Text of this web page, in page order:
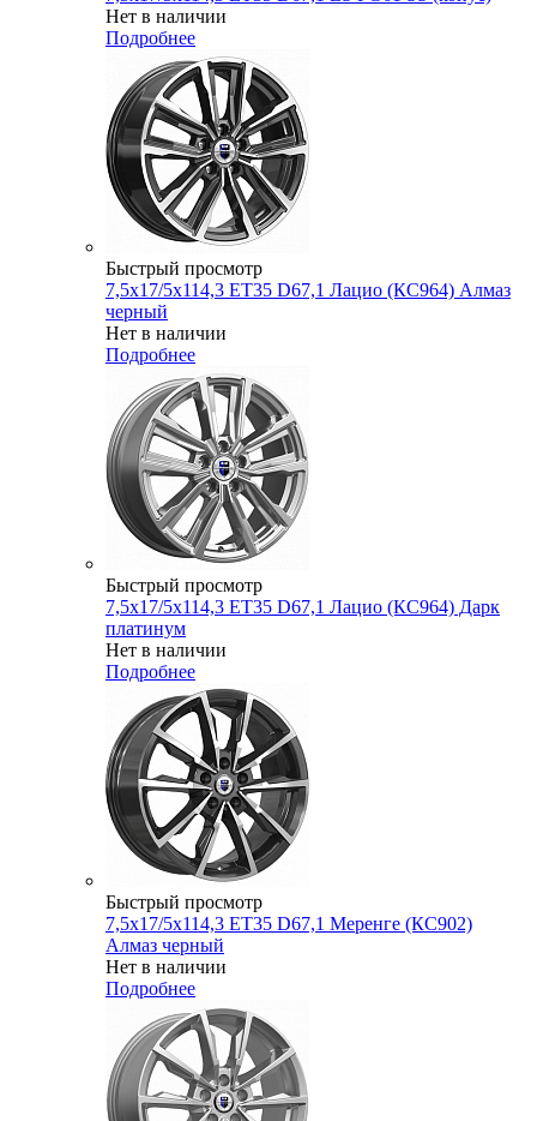
Нет в наличии
Подробнее
Быстрый просмотр
7,5x17/5x114,3 ET35 D67,1 Лацио (КС964) Алмаз
черный
Нет в наличии
Подробнее
Быстрый просмотр
7,5x17/5x114,3 ET35 D67,1 Лацио (КС964) Дарк
платинум
Нет в наличии
Подробнее
Быстрый просмотр
7,5x17/5x114,3 ET35 D67,1 Меренге (КС902)
Алмаз черный
Нет в наличии
Подробнее